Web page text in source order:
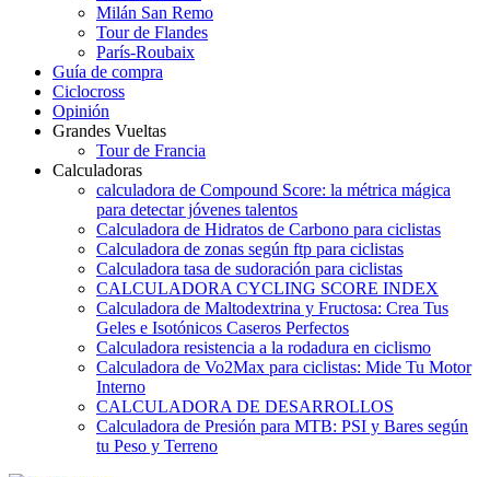
Milán San Remo
Tour de Flandes
París-Roubaix
Guía de compra
Ciclocross
Opinión
Grandes Vueltas
Tour de Francia
Calculadoras
calculadora de Compound Score: la métrica mágica
para detectar jóvenes talentos
Calculadora de Hidratos de Carbono para ciclistas
Calculadora de zonas según ftp para ciclistas
Calculadora tasa de sudoración para ciclistas
CALCULADORA CYCLING SCORE INDEX
Calculadora de Maltodextrina y Fructosa: Crea Tus
Geles e Isotónicos Caseros Perfectos
Calculadora resistencia a la rodadura en ciclismo
Calculadora de Vo2Max para ciclistas: Mide Tu Motor
Interno
CALCULADORA DE DESARROLLOS
Calculadora de Presión para MTB: PSI y Bares según
tu Peso y Terreno